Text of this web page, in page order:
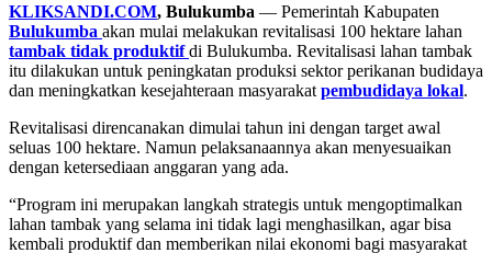
KLIKSANDI.COM, Bulukumba — Pemerintah Kabupaten
Bulukumba akan mulai melakukan revitalisasi 100 hektare lahan
tambak tidak produktifdi Bulukumba. Revitalisasi lahan tambak
itu dilakukan untuk peningkatan produksi sektor perikanan budidaya
dan meningkatkan kesejahteraan masyarakat pembudidaya lokal.
Revitalisasi direncanakan dimulai tahun ini dengan target awal
seluas 100 hektare. Namun pelaksanaannya akan menyesuaikan
dengan ketersediaan anggaran yang ada.
“Program ini merupakan langkah strategis untuk mengoptimalkan
lahan tambak yang selama ini tidak lagi menghasilkan, agar bisa
kembali produktif dan memberikan nilai ekonomi bagi masyarakat